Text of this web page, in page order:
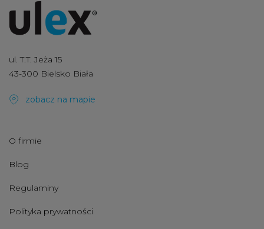
ul. T.T. Jeża 15
43-300 Bielsko Biała
zobacz na mapie
O firmie
Blog
Regulaminy
Polityka prywatności